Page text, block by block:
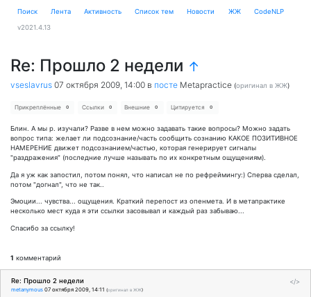
Поиск Лента Активность Cписок тем Новости ЖЖ CodeNLP
v2021.4.13
Re: Прошло 2 недели ↑
vseslavrus 07 октября 2009, 14:00 в посте Metapractice (оригинал в ЖЖ)
Прикреплённые 0 Ссылки 0 Внешние 0 Цитируется 0
Блин. А мы р. изучали? Разве в нем можно задавать такие вопросы? Можно задать
вопрос типа: желает ли подсознание/часть сообщить сознанию КАКОЕ ПОЗИТИВНОЕ
НАМЕРЕНИЕ движет подсознанием/частью, которая генерирует сигналы
"раздражения" (последние лучше называть по их конкретным ощущениям).
Да я уж как запостил, потом понял, что написал не по рефреймингу:) Сперва сделал,
потом "догнал", что не так..
Эмоции... чувства... ощущения. Краткий перепост из опенмета. И в метапрактике
несколько мест куда я эти ссылки засовывал и каждый раз забываю...
Спасибо за ссылку!
1 комментарий
</>
Re: Прошло 2 недели
metanymous 07 октября 2009, 14:11 (оригинал в ЖЖ)